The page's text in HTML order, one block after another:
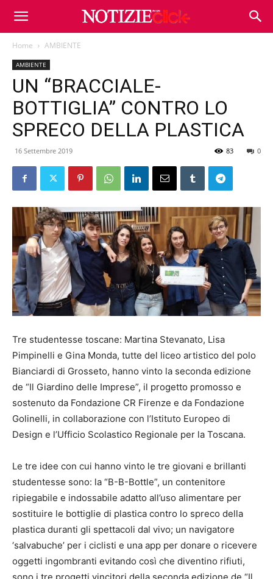
Home AMBIENTE
AMBIENTE
UN “BRACCIALE-
BOTTIGLIA” CONTRO LO
SPRECO DELLA PLASTICA
16 Settembre 2019 0
83
Tre studentesse toscane: Martina Stevanato, Lisa
Pimpinelli e Gina Monda, tutte del liceo artistico del polo
Bianciardi di Grosseto, hanno vinto la seconda edizione
de “Il Giardino delle Imprese”, il progetto promosso e
sostenuto da Fondazione CR Firenze e da Fondazione
Golinelli, in collaborazione con l’Istituto Europeo di
Design e l’Ufficio Scolastico Regionale per la Toscana.
Le tre idee con cui hanno vinto le tre giovani e brillanti
studentesse sono: la “B-B-Bottle”, un contenitore
ripiegabile e indossabile adatto all’uso alimentare per
sostituire le bottiglie di plastica contro lo spreco della
plastica duranti gli spettacoli dal vivo; un navigatore
‘salvabuche’ per i ciclisti e una app per donare o ricevere
oggetti ingombranti evitando così che diventino rifiuti,
sono i tre progetti vincitori della seconda edizione de “Il